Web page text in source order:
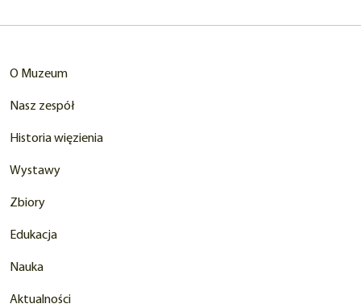
O Muzeum
Nasz zespół
Historia więzienia
Wystawy
Zbiory
Edukacja
Nauka
Aktualności